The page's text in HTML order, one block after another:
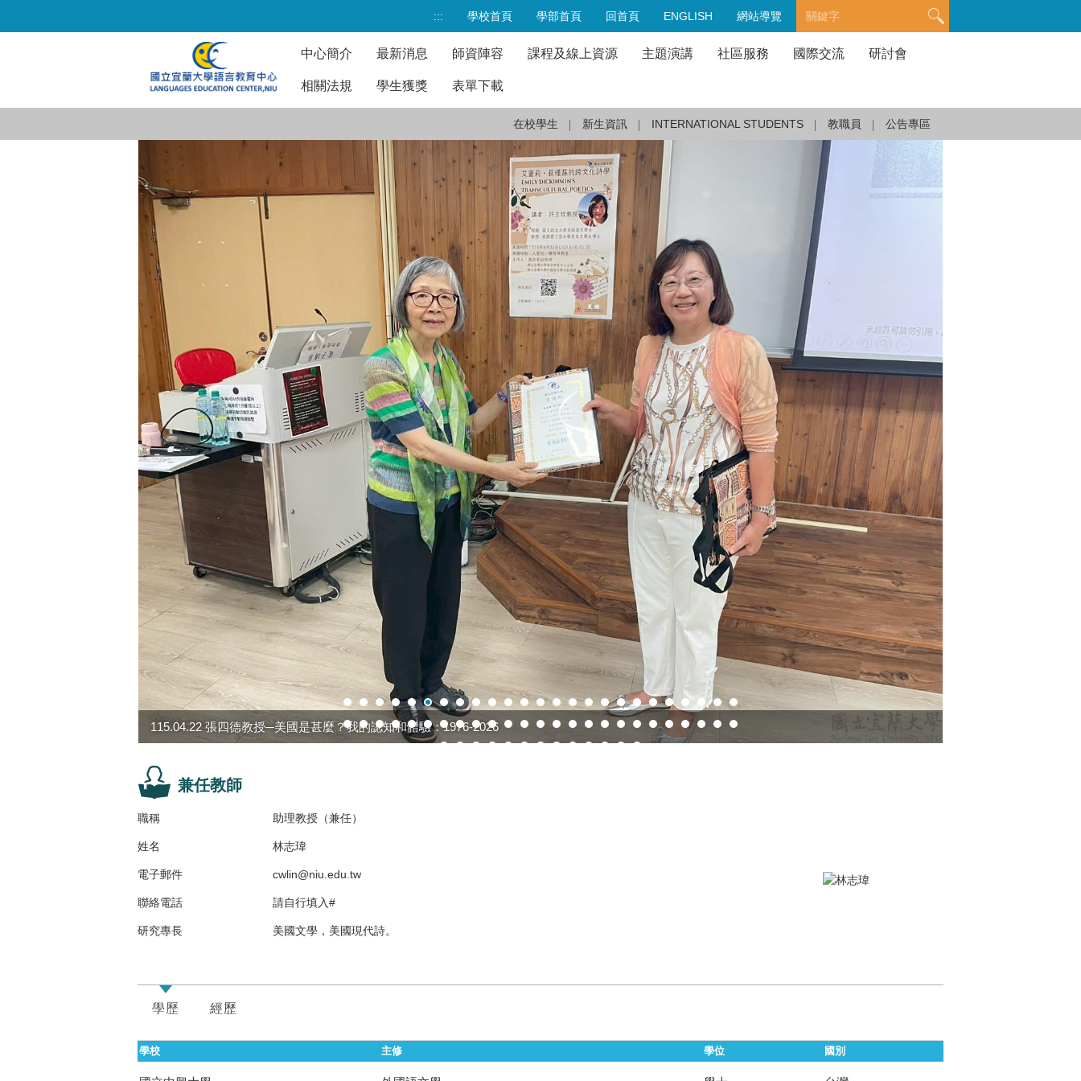
::: 學校首頁 學部首頁 回首頁 ENGLISH 網站導覽
中心簡介 最新消息 師資陣容 課程及線上資源 主題演講 社區服務 國際交流 研討會
相關法規 學生獲獎 表單下載
在校學生 新生資訊 INTERNATIONAL STUDENTS 教職員 公告專區
115.04.22 張四德教授─美國是甚麼？我的認知和體驗：1976-2026
兼任教師
職稱 助理教授（兼任）
姓名 林志瑋
電子郵件 cwlin@niu.edu.tw
聯絡電話 請自行填入#
研究專長 美國文學，美國現代詩。
學歷 經歷
學校 主修 學位 國別